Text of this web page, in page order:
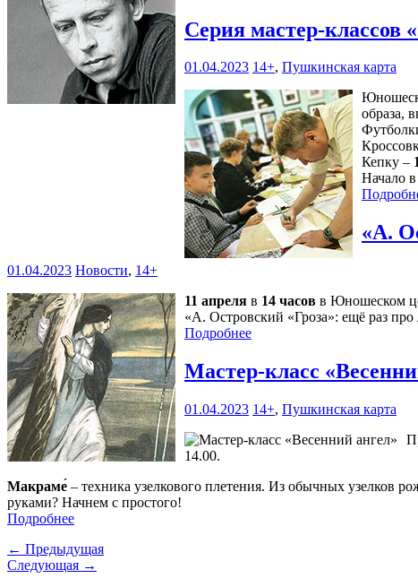
Серия мастер-классов
01.04.2023 14+, Пушкинская карта
образа,
Кепку –
Начало в
«А.
01.04.2023 Новости, 14+
11 апреля в 14 часов в Юношеском
«А. Островский «Гроза»: ещё раз
Подробнее
Мастер-класс
01.04.2023 14+, Пушкинская карта
14.00.
Макраме́ – техника узелкового плетения. Из обычных узелков
руками? Начнем с простого!
Подробнее
← Предыдущая
Следующая →